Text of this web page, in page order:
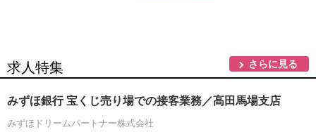
求人特集 さらに見る
みずほ銀行 宝くじ売り場での接客業務／高田馬場支店
みずほドリームパートナー株式会社